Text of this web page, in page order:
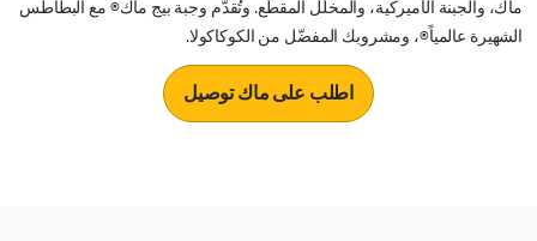
ماك، والجبنة الأميركية، والمخلّل المقطّع. وتُقدّم وجبة بيج ماك® مع البطاطس
الشهيرة عالمياً®، ومشروبك المفضّل من الكوكاكولا.
اطلب على ماك توصيل